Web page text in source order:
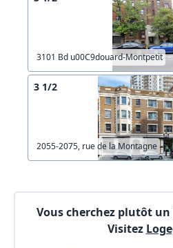
3101 Bd u00C9douard-Montpetit
3 1/2
2055-2075, rue de la Montagne
Vous cherchez plutôt
Visitez
Commentaires:
X
Commentaires:
Lien vers inscription (sera
Copier lien
Créer un